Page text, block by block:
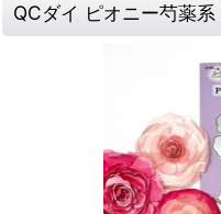
QCダイ ピオニー芍薬系